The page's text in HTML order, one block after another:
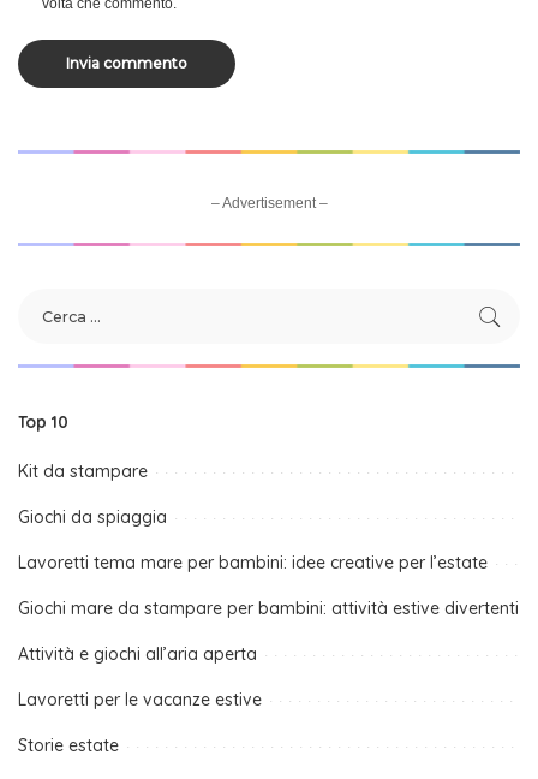
volta che commento.
– Advertisement –
Top 10
Kit da stampare
Giochi da spiaggia
Lavoretti tema mare per bambini: idee creative per l’estate
Giochi mare da stampare per bambini: attività estive divertenti
Attività e giochi all’aria aperta
Lavoretti per le vacanze estive
Storie estate